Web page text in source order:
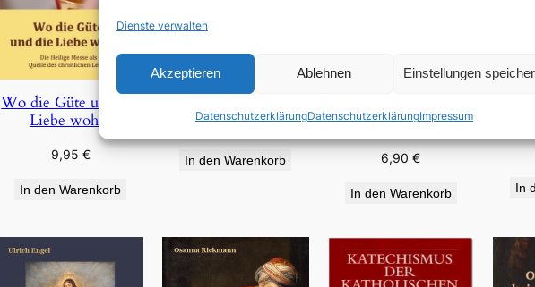
Dienste verwalten
Akzeptieren Ablehnen Einstellungen
DatenschutzerklärungDatenschutzerklärungImpressum
Wo die Güte und die
Liebe wohnt
9,95 €
In den Warenkorb
„Für viele vergossen“
19,95€
In den Warenkorb
geglaubt
6,90€
In den Warenkorb In